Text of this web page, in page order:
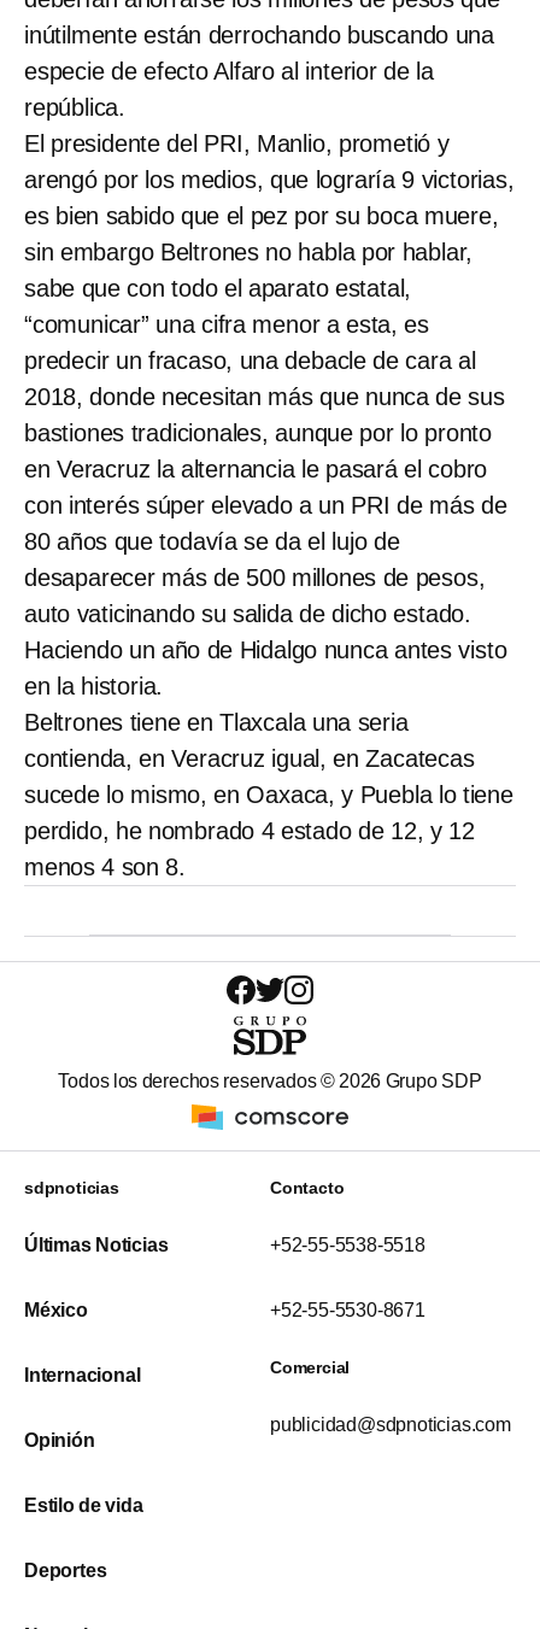
inútilmente están derrochando buscando una
especie de efecto Alfaro al interior de la
república.
El presidente del PRI, Manlio, prometió y
arengó por los medios, que lograría 9 victorias,
es bien sabido que el pez por su boca muere,
sin embargo Beltrones no habla por hablar,
sabe que con todo el aparato estatal,
“comunicar” una cifra menor a esta, es
predecir un fracaso, una debacle de cara al
2018, donde necesitan más que nunca de sus
bastiones tradicionales, aunque por lo pronto
en Veracruz la alternancia le pasará el cobro
con interés súper elevado a un PRI de más de
80 años que todavía se da el lujo de
desaparecer más de 500 millones de pesos,
auto vaticinando su salida de dicho estado.
Haciendo un año de Hidalgo nunca antes visto
en la historia.
Beltrones tiene en Tlaxcala una seria
contienda, en Veracruz igual, en Zacatecas
sucede lo mismo, en Oaxaca, y Puebla lo tiene
perdido, he nombrado 4 estado de 12, y 12
menos 4 son 8.
Todos los derechos reservados © 2026 Grupo SDP
sdpnoticias
Últimas Noticias
México
Internacional
Opinión
Estilo de vida
Deportes
Contacto
+52-55-5538-5518
+52-55-5530-8671
Comercial
publicidad@sdpnoticias.com